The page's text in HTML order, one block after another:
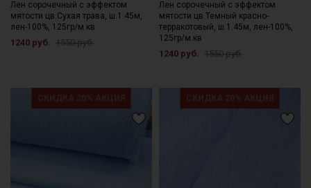
Цветопередача может отличаться от оригинального цвета
ткани в зависимости от настроек вашего монитора и в
зависимости от партии тон ткани может отличаться.
Лен сорочечный с эффектом
мятости цв.Сухая трава, ш.1.45м,
лен-100%, 125гр/м.кв
1240 руб. 1550 руб.
Лен сорочечный с эффектом
мятости цв.Темный красно-
терракотовый, ш.1.45м, лен-100%,
125гр/м.кв
1240 руб. 1550 руб.